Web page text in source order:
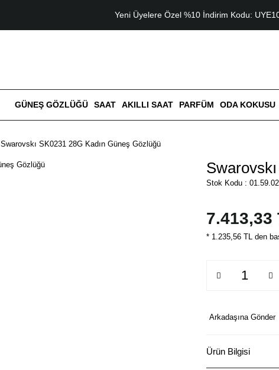
Yeni Üyelere Özel %10 İndirim Kodu:
GÜNEŞ GÖZLÜĞÜ SAAT AKILLI SAAT PARFÜM ODA KOKUSU
Swarovskı SK0231 28G Kadın Güneş Gözlüğü
Stok Kodu :
7.413,33
* 1.235,56 TL den
Arkadaşına Gönder
Ürün Bilgisi